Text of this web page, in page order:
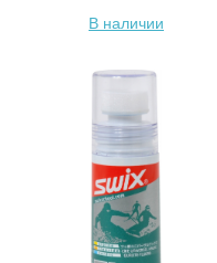
В наличии